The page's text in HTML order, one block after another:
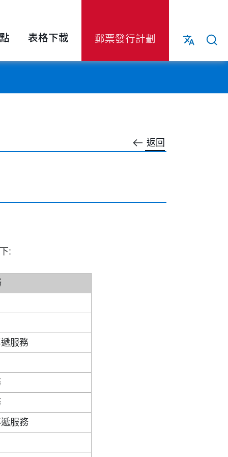
表格下載 郵票發行計劃
返回
:
服務
服務